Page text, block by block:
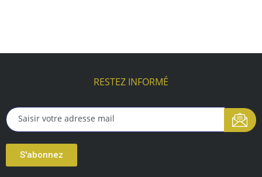
RESTEZ INFORMÉ
S'abonnez